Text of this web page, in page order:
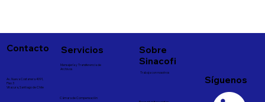
Contacto
Av. Nueva Costanera 4091,
Piso 3
Vitacura, Santiago de Chile
Mensajería y Transferencia de
Archivos
Servicios
Cámara de Compensación
Trabaja con nosotros
Sobre
Sinacofi
Síguenos